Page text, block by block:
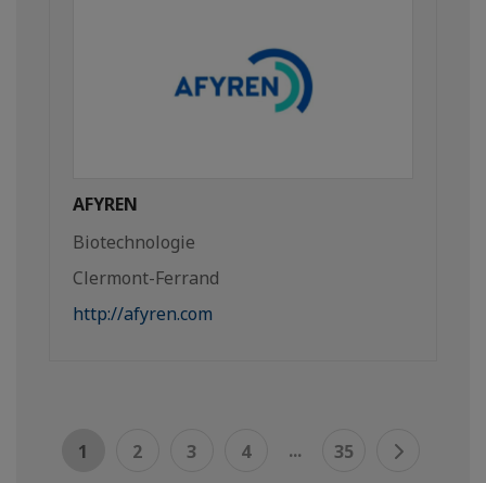
AFYREN
Biotechnologie
Clermont-Ferrand
http://afyren.com
1 2 3 4 ... 35